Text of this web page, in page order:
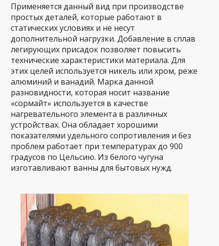
Применяется данный вид при производстве
простых деталей, которые работают в
статических условиях и не несут
дополнительной нагрузки. Добавление в сплав
легирующих присадок позволяет повысить
технические характеристики материала. Для
этих целей используется никель или хром, реже
алюминий и ванадий. Марка данной
разновидности, которая носит название
«сормайт» используется в качестве
нагревательного элемента в различных
устройствах. Она обладает хорошими
показателями удельного сопротивления и без
проблем работает при температурах до 900
градусов по Цельсию. Из белого чугуна
изготавливают ванны для бытовых нужд.